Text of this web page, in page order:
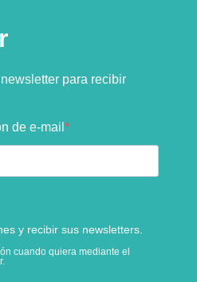
para recibir
de e-mail
y recibir sus newsletters.
cuando quiera mediante el